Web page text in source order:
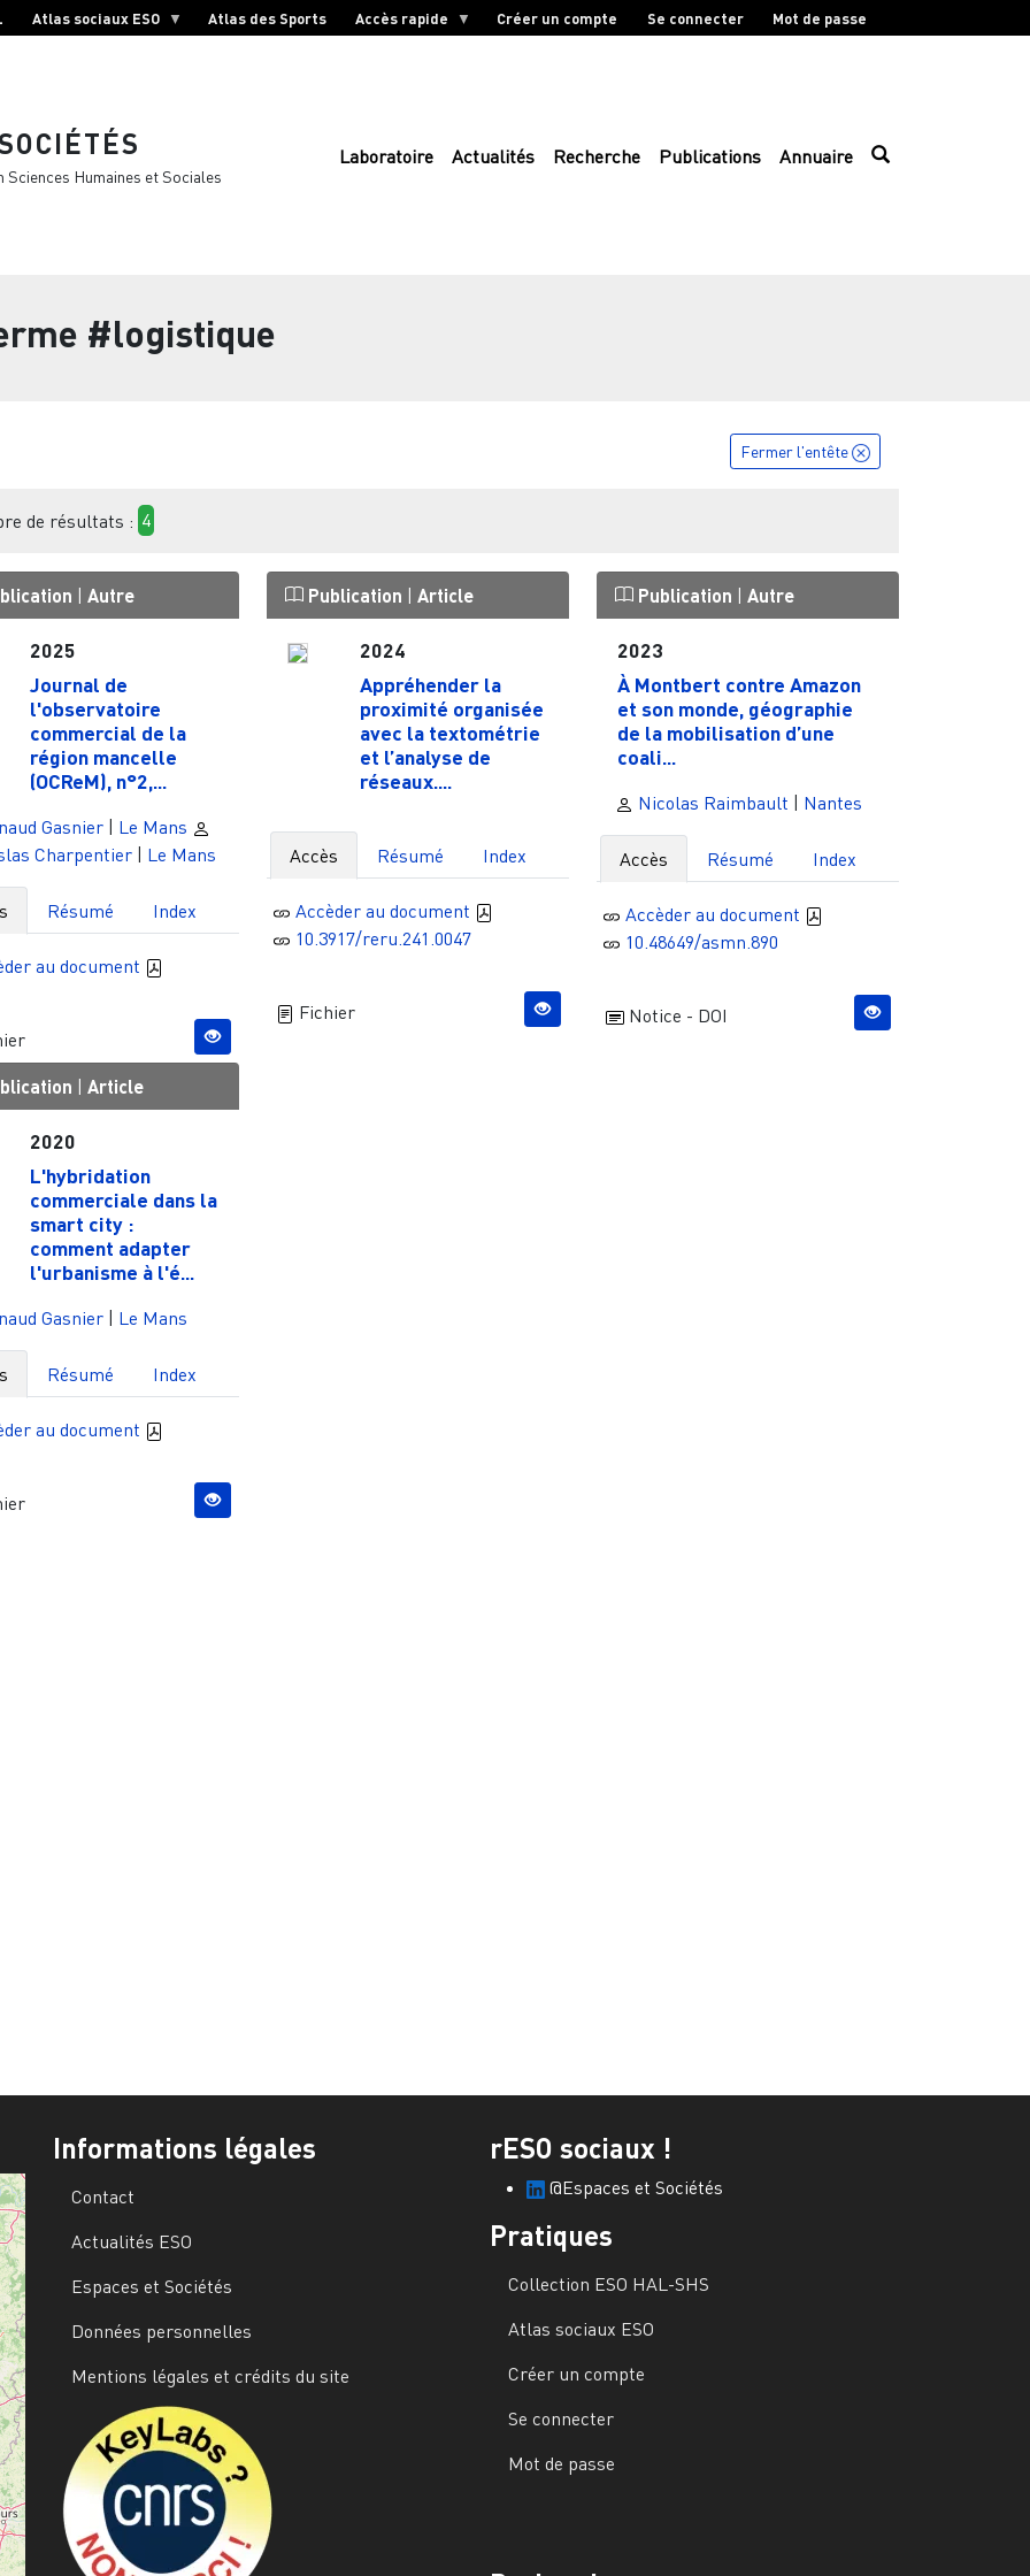
Atlas sociaux ESO Atlas des Sports Accès rapide Créer un compte Se connecter Mot de passe
Humaines et Sociales
Laboratoire Actualités Recherche Publications Annuaire
#logistique
Fermer l'entête
de résultats : 4
| Autre
2025
Journal de
l'observatoire
commercial de la
région mancelle
(OCReM), n°2,...
Gasnier | Le Mans
Charpentier | Le Mans
Résumé Index
au document
Publication | Article
2024
Appréhender la
proximité organisée
avec la textométrie
et l’analyse de
réseaux....
Accès Résumé Index
Accèder au document
10.3917/reru.241.0047
Fichier
Publication | Autre
2023
À Montbert contre Amazon
et son monde, géographie
de la mobilisation d’une
coali...
Nicolas Raimbault | Nantes
Accès Résumé Index
Accèder au document
10.48649/asmn.890
Notice - DOI
| Article
2020
L'hybridation
commerciale dans la
smart city :
comment adapter
l'urbanisme à l'é...
Gasnier | Le Mans
Résumé Index
au document
Informations légales
Contact
Actualités ESO
Espaces et Sociétés
Données personnelles
Mentions légales et crédits du site
rESO sociaux !
@Espaces et Sociétés
Pratiques
Collection ESO HAL-SHS
Atlas sociaux ESO
Créer un compte
Se connecter
Mot de passe